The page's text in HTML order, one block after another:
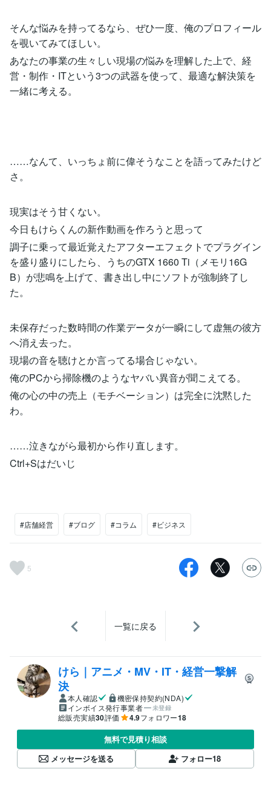
そんな悩みを持ってるなら、ぜひ一度、俺のプロフィール
を覗いてみてほしい。
あなたの事業の生々しい現場の悩みを理解した上で、経
営・制作・ITという3つの武器を使って、最適な解決策を
一緒に考える。
……なんて、いっちょ前に偉そうなことを語ってみたけど
さ。
現実はそう甘くない。
今日もけらくんの新作動画を作ろうと思って
調子に乗って最近覚えたアフターエフェクトでプラグイン
を盛り盛りにしたら、うちのGTX 1660 Ti（メモリ16G
B）が悲鳴を上げて、書き出し中にソフトが強制終了し
た。
未保存だった数時間の作業データが一瞬にして虚無の彼方
へ消え去った。
現場の音を聴けとか言ってる場合じゃない。
俺のPCから掃除機のようなヤバい異音が聞こえてる。
俺の心の中の売上（モチベーション）は完全に沈黙した
わ。
……泣きながら最初から作り直します。
Ctrl+Sはだいじ
#店舗経営 #ブログ #コラム #ビジネス
5
一覧に戻る
けら｜アニメ・MV・IT・経営一撃解
決
本人確認
機密保持契約(NDA)
インボイス発行事業者
未登録
総販売実績30評価 4.9フォロワー18
無料で見積り相談
メッセージを送る
フォロー18